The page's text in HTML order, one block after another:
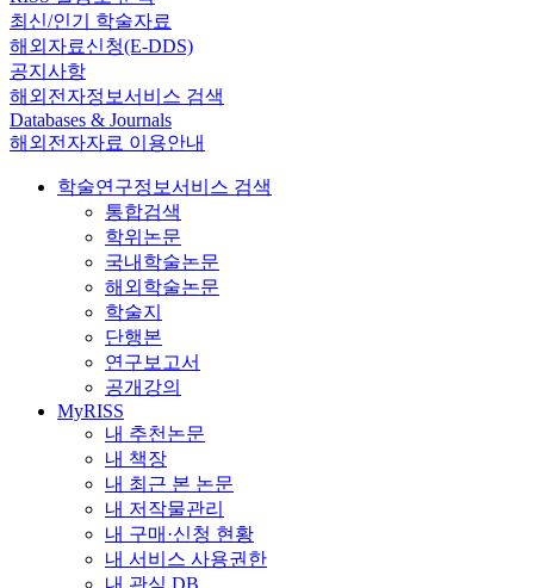
최신/인기 학술자료
해외자료신청(E-DDS)
공지사항
해외전자정보서비스 검색
Databases & Journals
해외전자자료 이용안내
학술연구정보서비스 검색
통합검색
학위논문
국내학술논문
해외학술논문
학술지
단행본
연구보고서
공개강의
MyRISS
내 추천논문
내 책장
내 최근 본 논문
내 저작물관리
내 구매·신청 현황
내 서비스 사용권한